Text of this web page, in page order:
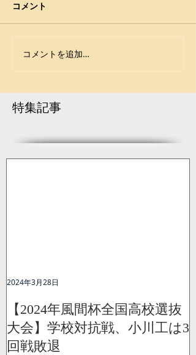
【大会要項】令和8年度
コメント
コメントを追加…
特集記事
【2024年風間杯全国高校選抜
大会】学校対抗戦、小川工は3
回戦敗退
2024年3月28日